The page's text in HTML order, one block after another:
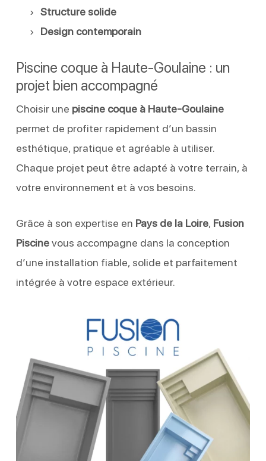
Structure solide
Design contemporain
Piscine coque à Haute-Goulaine : un
projet bien accompagné
Choisir une piscine coque à Haute-Goulaine
permet de profiter rapidement d’un bassin
esthétique, pratique et agréable à utiliser.
Chaque projet peut être adapté à votre terrain, à
votre environnement et à vos besoins.
Grâce à son expertise en Pays de la Loire, Fusion
Piscinevous accompagne dans la conception
d’une installation fiable, solide et parfaitement
intégrée à votre espace extérieur.